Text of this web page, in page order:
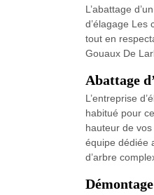
L’abattage
d’élagage Les
tout en
Gouaux De
Abattage
L’entreprise
habitué pour
hauteur de
équipe dédiée
d’arbre